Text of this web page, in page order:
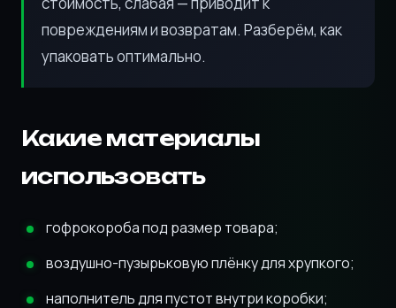
повреждениям и возвратам. Разберём, как
упаковать оптимально.
Какие материалы
использовать
гофрокороба под размер товара;
воздушно-пузырьковую плёнку для хрупкого;
наполнитель для пустот внутри коробки;